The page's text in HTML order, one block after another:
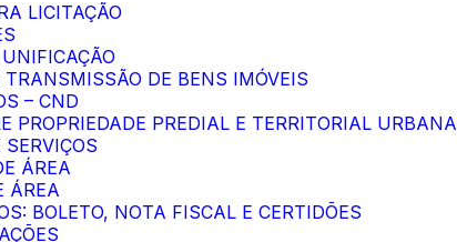
LICITAÇÃO
DE BENS IMÓVEIS
– CND
PROPRIEDADE PREDIAL E TERRITORIAL URBANA
ÁREA
ÁREA
BOLETO, NOTA FISCAL E CERTIDÕES